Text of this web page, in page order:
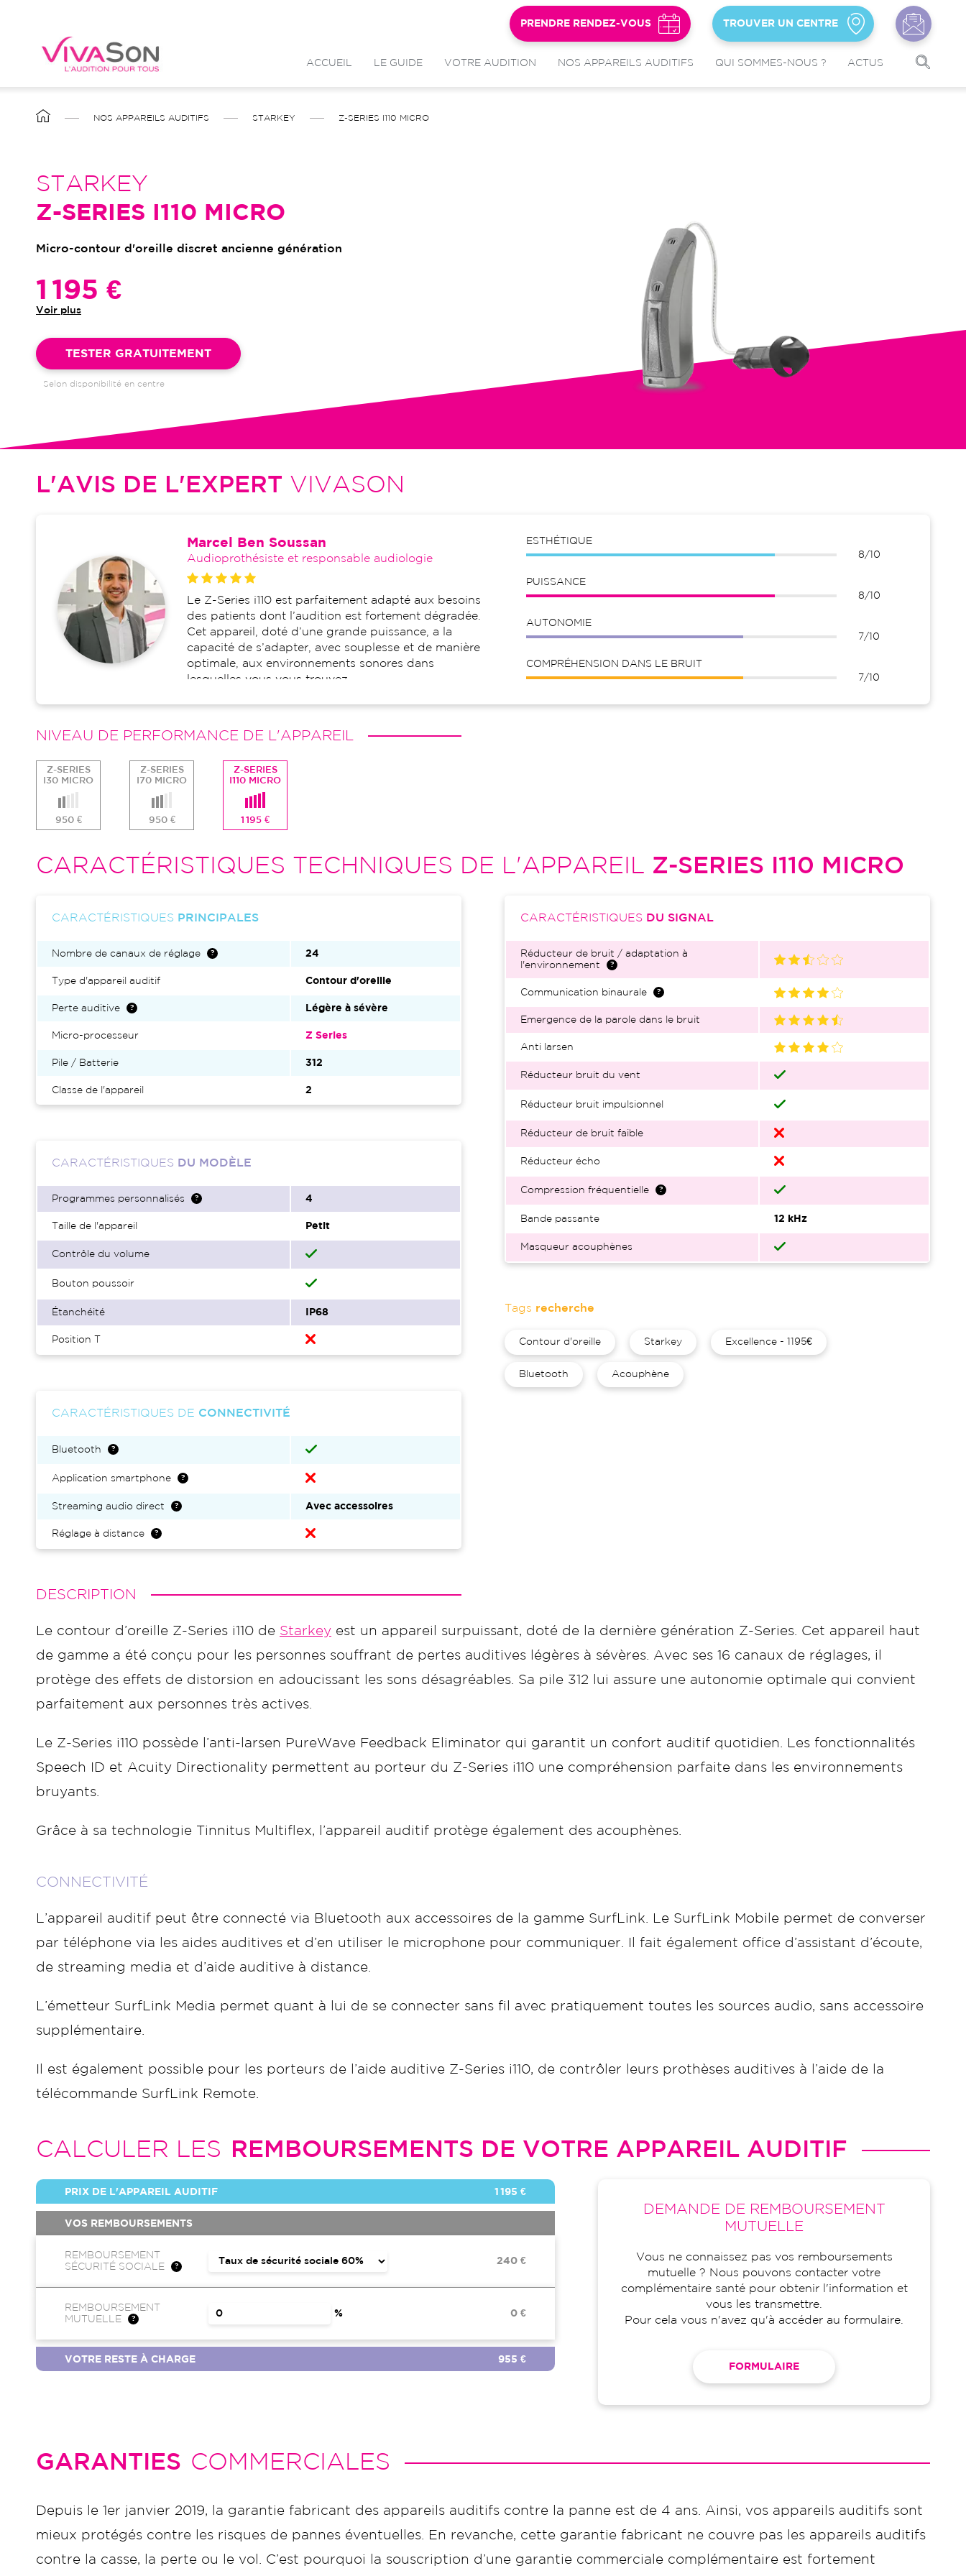
contenu
ACCUEIL LE GUIDE VOTRE AUDITION NOS APPAREILS AUDITIFS QUI SOMMES-NOUS ? ACTUS
PRENDRE RENDEZ-VOUS TROUVER UN CENTRE
FIL
NOS APPAREILS AUDITIFS STARKEY Z-SERIES I110 MICRO
STARKEY
Z-SERIES I110 MICRO
Micro-contour d'oreille discret ancienne génération
1 195 €
Voir plus
TESTER GRATUITEMENT
Selon disponibilité en centre
L'AVIS DE L'EXPERT VIVASON
Marcel Ben Soussan
Audioprothésiste et responsable audiologie
Le Z-Series i110 est parfaitement adapté aux besoins
des patients dont l’audition est fortement dégradée.
Cet appareil, doté d’une grande puissance, a la
capacité de s’adapter, avec souplesse et de manière
optimale, aux environnements sonores dans
lesquelles vous vous trouvez.
ESTHÉTIQUE
8/10
PUISSANCE
8/10
AUTONOMIE
7/10
COMPRÉHENSION DANS LE BRUIT
7/10
NIVEAU DE PERFORMANCE DE L'APPAREIL
Z-SERIES
I30 MICRO
950 €
Z-SERIES
I70 MICRO
950 €
Z-SERIES
I110 MICRO
1 195 €
CARACTÉRISTIQUES TECHNIQUES DE L'APPAREIL Z-SERIES I110 MICRO
CARACTÉRISTIQUES PRINCIPALES
Nombre de canaux de réglage 24
Type d'appareil auditif Contour d'oreille
Perte auditive Légère à sévère
Micro-processeur Z Series
Pile / Batterie 312
Classe de l'appareil 2
CARACTÉRISTIQUES DU MODÈLE
Programmes personnalisés 4
Taille de l'appareil Petit
Contrôle du volume
Bouton poussoir
Étanchéité IP68
Position T
CARACTÉRISTIQUES DE CONNECTIVITÉ
Bluetooth
Application smartphone
Streaming audio direct Avec accessoires
Réglage à distance
CARACTÉRISTIQUES DU SIGNAL
Réducteur de bruit / adaptation à
l'environnement
Communication binaurale
Emergence de la parole dans le bruit
Anti larsen
Réducteur bruit du vent
Réducteur bruit impulsionnel
Réducteur de bruit faible
Réducteur écho
Compression fréquentielle
Bande passante 12 kHz
Masqueur acouphènes
Tags recherche
Contour d'oreille Starkey Excellence - 1195€
Bluetooth Acouphène
DESCRIPTION
Le contour d’oreille Z-Series i110 de Starkey est un appareil surpuissant, doté de la dernière génération Z-Series. Cet appareil haut
de gamme a été conçu pour les personnes souffrant de pertes auditives légères à sévères. Avec ses 16 canaux de réglages, il
protège des effets de distorsion en adoucissant les sons désagréables. Sa pile 312 lui assure une autonomie optimale qui convient
parfaitement aux personnes très actives.
Le Z-Series i110 possède l’anti-larsen PureWave Feedback Eliminator qui garantit un confort auditif quotidien. Les fonctionnalités
Speech ID et Acuity Directionality permettent au porteur du Z-Series i110 une compréhension parfaite dans les environnements
bruyants.
Grâce à sa technologie Tinnitus Multiflex, l’appareil auditif protège également des acouphènes.
CONNECTIVITÉ
L’appareil auditif peut être connecté via Bluetooth aux accessoires de la gamme SurfLink. Le SurfLink Mobile permet de converser
par téléphone via les aides auditives et d’en utiliser le microphone pour communiquer. Il fait également office d’assistant d’écoute,
de streaming media et d’aide auditive à distance.
L’émetteur SurfLink Media permet quant à lui de se connecter sans fil avec pratiquement toutes les sources audio, sans accessoire
supplémentaire.
Il est également possible pour les porteurs de l’aide auditive Z-Series i110, de contrôler leurs prothèses auditives à l’aide de la
télécommande SurfLink Remote.
CALCULER LES REMBOURSEMENTS DE VOTRE APPAREIL AUDITIF
PRIX DE L'APPAREIL AUDITIF 1 195 €
VOS REMBOURSEMENTS
REMBOURSEMENT
SÉCURITÉ SOCIALE
240 €
REMBOURSEMENT
MUTUELLE
% 0 €
VOTRE RESTE À CHARGE 955 €
DEMANDE DE REMBOURSEMENT
MUTUELLE
Vous ne connaissez pas vos remboursements
mutuelle ? Nous pouvons contacter votre
complémentaire santé pour obtenir l'information et
vous les transmettre.
Pour cela vous n'avez qu'à accéder au formulaire.
FORMULAIRE
GARANTIES COMMERCIALES
Depuis le 1er janvier 2019, la garantie fabricant des appareils auditifs contre la panne est de 4 ans. Ainsi, vos appareils auditifs sont
mieux protégés contre les risques de pannes éventuelles. En revanche, cette garantie fabricant ne couvre pas les appareils auditifs
contre la casse, la perte ou le vol. C’est pourquoi la souscription d’une garantie commerciale complémentaire est fortement